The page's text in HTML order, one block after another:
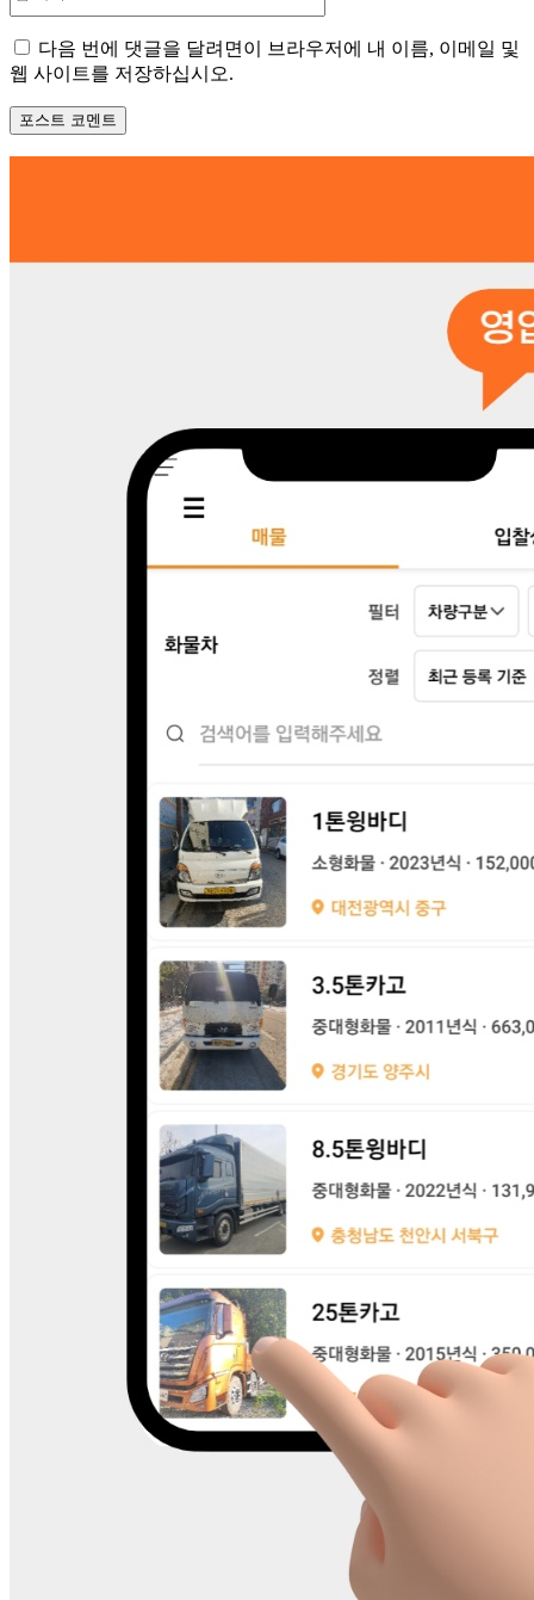
트
다음 번에 댓글을 달려면이 브라우저에 내 이름, 이메일 및
웹 사이트를 저장하십시오.